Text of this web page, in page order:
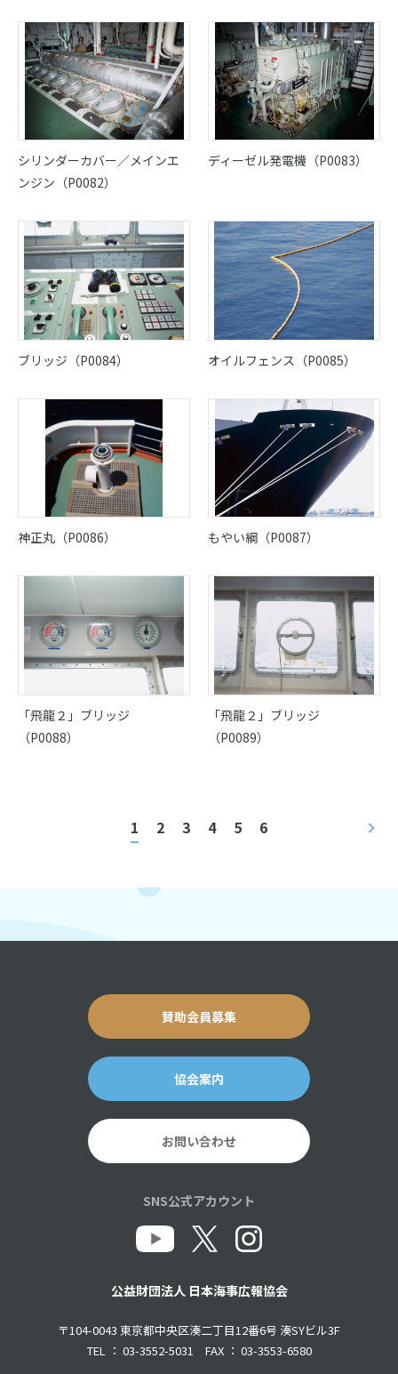
シリンダーカバー／メインエ
ンジン（P0082）
ディーゼル発電機（P0083）
ブリッジ（P0084） オイルフェンス（P0085）
神正丸（P0086） もやい綱（P0087）
「飛龍２」ブリッジ
（P0088）
「飛龍２」ブリッジ
（P0089）
1 2 3 4 5 6
賛助会員募集
協会案内
お問い合わせ
SNS公式アカウント
公益財団法人 日本海事広報協会
〒104-0043 東京都中央区湊二丁目12番6号 湊SYビル3F
TEL ： 03-3552-5031 FAX ： 03-3553-6580